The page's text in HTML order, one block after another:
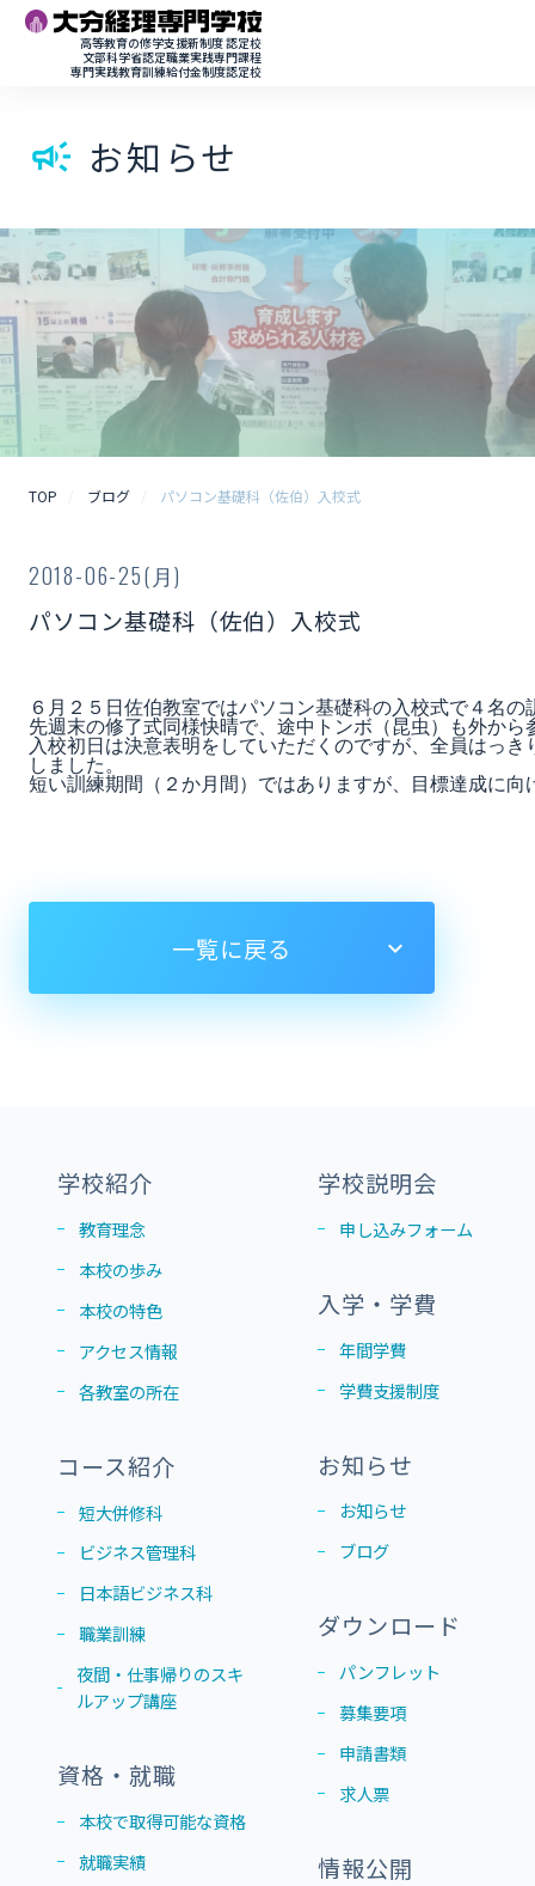
高等教育の修学支援新制度 認定校
文部科学省認定職業実践専門課程
専門実践教育訓練給付金制度認定校
campaign お知らせ
TOP ブログ パソコン基礎科（佐伯）入校式
2018-06-25(月)
パソコン基礎科（佐伯）入校式
６月２５日佐伯教室ではパソコン基礎科の入校式で４名
先週末の修了式同様快晴で、途中トンボ（昆虫）も外か
入校初日は決意表明をしていただくのですが、全員はっ
しました。
短い訓練期間（２か月間）ではありますが、目標達成に
一覧に戻る
学校紹介
教育理念
本校の歩み
本校の特色
アクセス情報
各教室の所在
コース紹介
短大併修科
ビジネス管理科
日本語ビジネス科
職業訓練
夜間・仕事帰りのスキ
ルアップ講座
資格・就職
本校で取得可能な資格
就職実績
学校説明会
申し込みフォーム
入学・学費
年間学費
学費支援制度
お知らせ
お知らせ
ブログ
ダウンロード
パンフレット
募集要項
申請書類
求人票
情報公開